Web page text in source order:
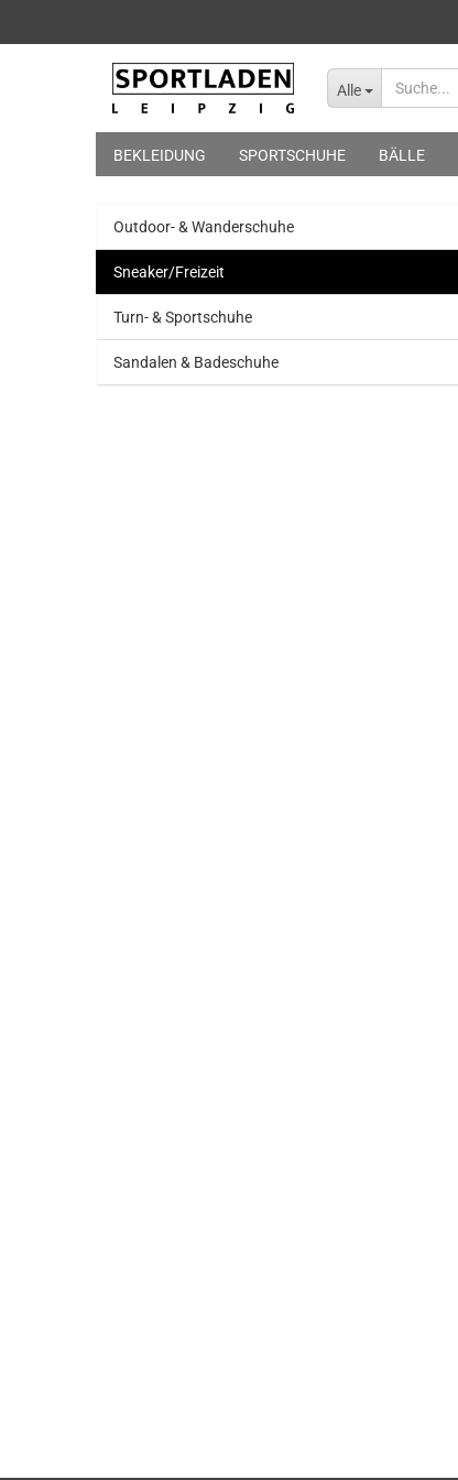
Alle
BEKLEIDUNG SPORTSCHUHE BÄLLE
Outdoor- & Wanderschuhe
Sneaker/Freizeit
Turn- & Sportschuhe
Sandalen & Badeschuhe